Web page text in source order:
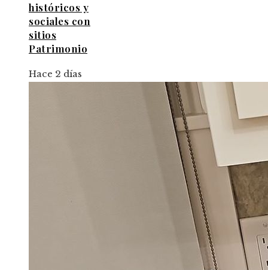
históricos y
sociales con
sitios
Patrimonio
Hace 2 días